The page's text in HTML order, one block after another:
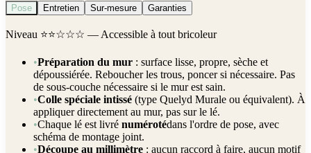
Pose Entretien Sur-mesure Garanties
Niveau ⭐⭐☆☆☆ — Accessible à tout bricoleur
•Préparation du mur : surface lisse, propre, sèche et
dépoussiérée. Reboucher les trous, poncer si nécessaire. Pas
de sous-couche nécessaire si le mur est sain.
•Colle spéciale intissé (type Quelyd Murale ou équivalent). À
appliquer directement au mur, pas sur le lé.
•Chaque lé est livré numérotédans l'ordre de pose, avec
schéma de montage joint.
•Découpe au millimètre : aucun raccord à faire, aucun motif